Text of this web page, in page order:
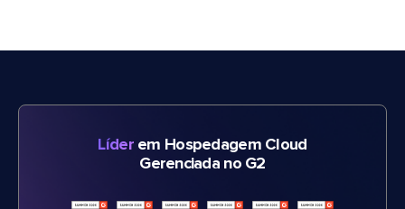
Líderem Hospedagem Cloud
Gerenciada no G2